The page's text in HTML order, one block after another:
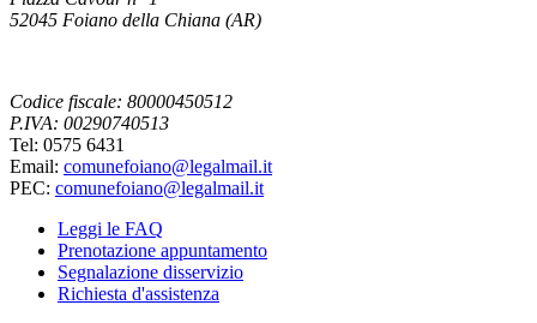
52045 Foiano della Chiana (AR)
Codice fiscale: 80000450512
P.IVA: 00290740513
Tel: 0575 6431
Email: comunefoiano@legalmail.it
PEC: comunefoiano@legalmail.it
Leggi le FAQ
Prenotazione appuntamento
Segnalazione disservizio
Richiesta d'assistenza